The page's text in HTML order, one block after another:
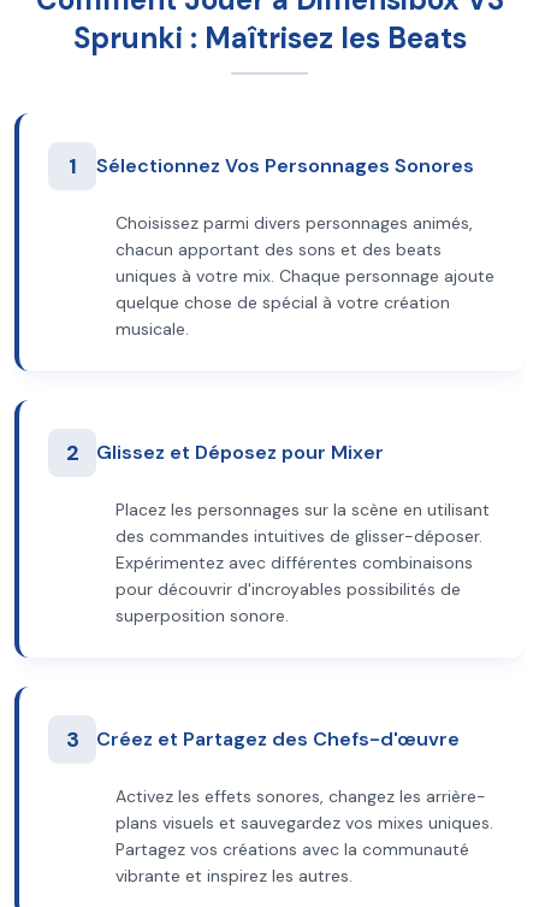
Sprunki : Maîtrisez les Beats
1 Sélectionnez Vos Personnages Sonores
Choisissez parmi divers personnages animés,
chacun apportant des sons et des beats
uniques à votre mix. Chaque personnage ajoute
quelque chose de spécial à votre création
musicale.
2 Glissez et Déposez pour Mixer
Placez les personnages sur la scène en utilisant
des commandes intuitives de glisser-déposer.
Expérimentez avec différentes combinaisons
pour découvrir d'incroyables possibilités de
superposition sonore.
3 Créez et Partagez des Chefs-d'œuvre
Activez les effets sonores, changez les arrière-
plans visuels et sauvegardez vos mixes uniques.
Partagez vos créations avec la communauté
vibrante et inspirez les autres.